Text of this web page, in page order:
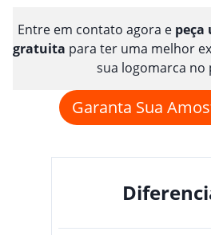
Entre em contato agora e
gratuita para ter uma melhor
sua logomarca no
Garanta Sua